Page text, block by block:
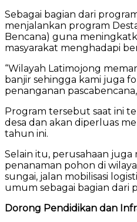
Sebagai bagian dari
menjalankan program
Bencana) guna
masyarakat menghadapi
“Wilayah Latimojong
banjir sehingga kami juga
penanganan
Program tersebut saat ini
desa dan akan diperluas
tahun ini.
Selain itu, perusahaan
penanaman pohon di
sungai, jalan mobilisasi
umum sebagai bagian dari
Dorong Pendidikan dan